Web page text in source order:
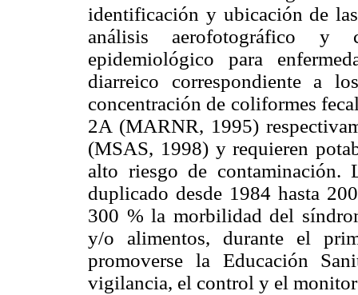
identificación y ubicación de
análisis aerofotográfico y
epidemiológico para
diarreico correspondiente a
concentración de coliformes
2A (MARNR, 1995)
(MSAS, 1998) y requieren
alto riesgo de contaminación.
duplicado desde 1984 hasta
300 % la morbilidad del
y/o alimentos, durante el
promoverse la Educación
vigilancia, el control y el